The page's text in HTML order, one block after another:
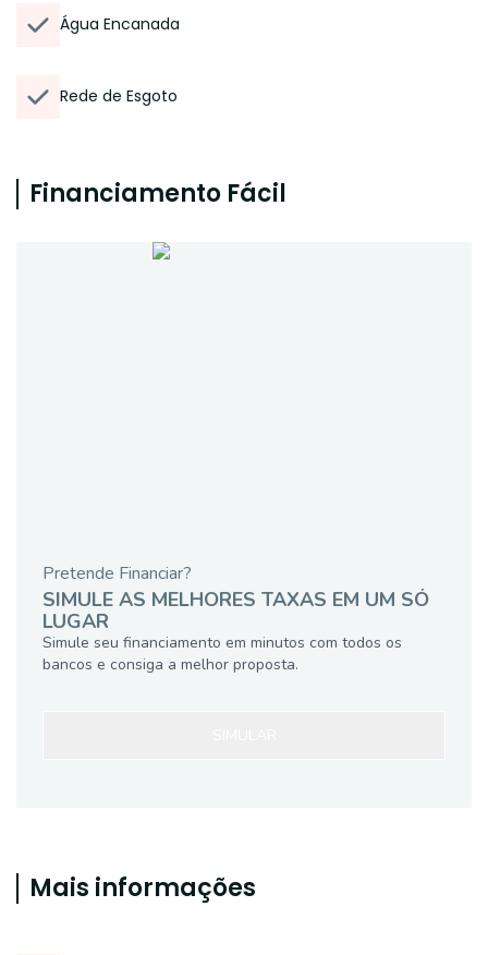
Água Encanada
Rede de Esgoto
Financiamento Fácil
Pretende Financiar?
SIMULE AS MELHORES TAXAS EM UM SÓ
LUGAR
Simule seu financiamento em minutos com todos os
bancos e consiga a melhor proposta.
Mais informações